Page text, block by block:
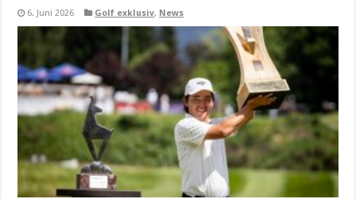
6. Juni 2026 Golf exklusiv, News